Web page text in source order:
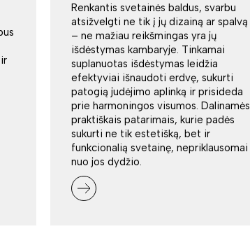
Renkantis svetainės baldus, svarbu
atsižvelgti ne tik į jų dizainą ar spalvą
– ne mažiau reikšmingas yra jų
išdėstymas kambaryje. Tinkamai
suplanuotas išdėstymas leidžia
efektyviai išnaudoti erdvę, sukurti
patogią judėjimo aplinką ir prisideda
prie harmoningos visumos. Dalinamės
praktiškais patarimais, kurie padės
sukurti ne tik estetišką, bet ir
funkcionalią svetainę, nepriklausomai
nuo jos dydžio.